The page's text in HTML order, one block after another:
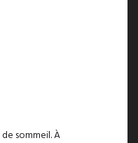
sommeil. À